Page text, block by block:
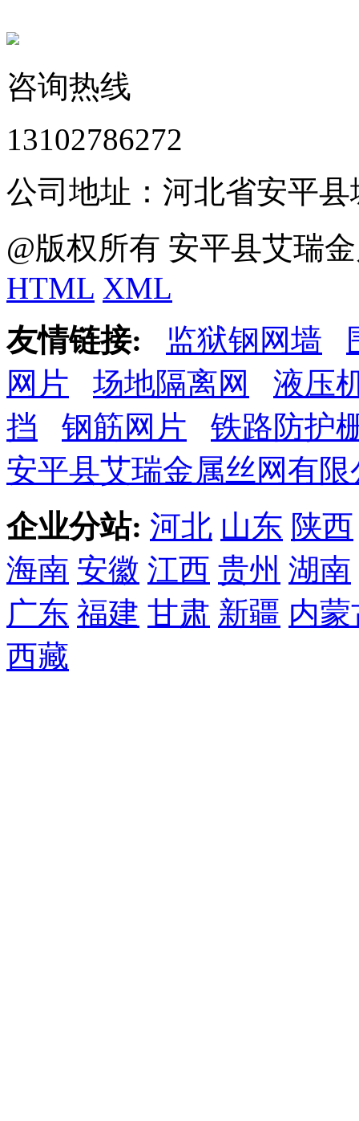
咨询热线
13102786272
公司地址：河北省安平
@版权所有 安平县艾瑞
HTML XML
友情链接:
监狱钢网墙
网片
场地隔离网
液压
挡
钢筋网片
铁路防护
安平县艾瑞金属丝网有限
企业分站: 河北 山东 陕西
海南 安徽 江西 贵州 湖南
广东 福建 甘肃 新疆 内蒙
西藏